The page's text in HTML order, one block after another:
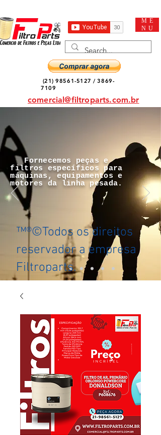
ME
NU
(21) 98561-5127 /3869-
7109
comercial@filtroparts.com.br
Fornecemos peças e
filtros específicos para
máquinas, equipamentos e
motores da linha pesada.
™®©Todos os direitos
reservador a empresa
Filtroparts.